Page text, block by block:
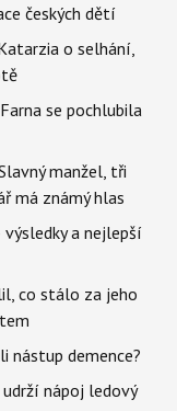
českých dětí
o selhání,
se pochlubila
manžel, tři
má známý hlas
a nejlepší
co stálo za jeho
nástup demence?
nápoj ledový